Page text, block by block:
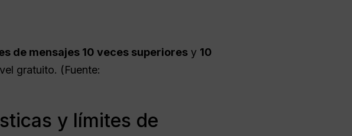
de mensajes 10 veces superiores y 10
gratuito. (Fuente:
y límites de